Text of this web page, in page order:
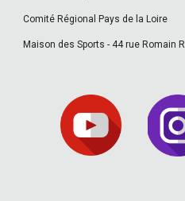
Comité Régional Pays de la Loire
Maison des Sports - 44 rue Romain